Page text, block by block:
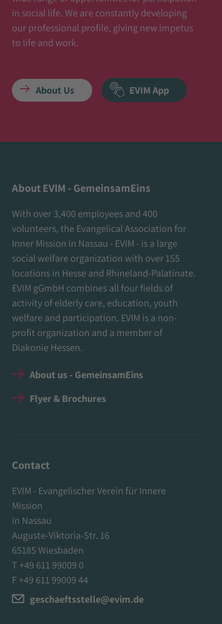
in social life. We are constantly developing
our professional profile, giving new impetus
to life and work.
About Us EVIM App
About EVIM - GemeinsamEins
With over 3,400 employees and 400
volunteers, the Evangelical Association for
Inner Mission in Nassau - EVIM - is a large
social welfare organization with over 155
locations in Hesse and Rhineland-Palatinate.
EVIM gGmbH combines all four fields of
activity of elderly care, education, youth
welfare and participation. EVIM is a non-
profit organization and a member of
Diakonie Hessen.
About us - GemeinsamEins
Flyer & Brochures
Contact
EVIM - Evangelischer Verein für Innere
Mission
in Nassau
Auguste-Viktoria-Str. 16
65185 Wiesbaden
T +49 611 99009 0
F +49 611 99009 44
geschaeftsstelle@evim.de